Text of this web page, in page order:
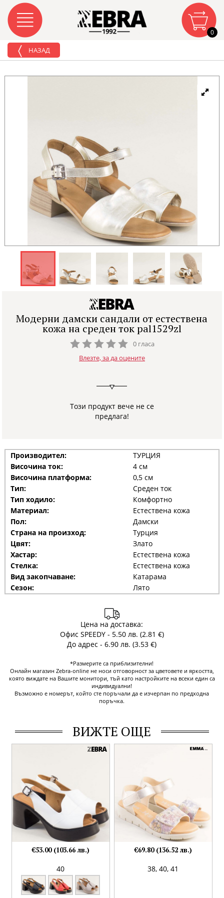
0
НАЗАД
Модерни дамски сандали от естествена
кожа на среден ток pal1529zl
0 гласа
Влезте, за да оцените
Този продукт вече не се
предлага!
Производител:
ТУРЦИЯ
Височина ток:
4 см
Височина платформа:
0,5 см
Тип:
Среден ток
Тип ходило:
Комфортно
Материал:
Естествена кожа
Пол:
Дамски
Страна на произход:
Турция
Цвят:
Злато
Хастар:
Естествена кожа
Стелка:
Естествена кожа
Вид закопчаване:
Катарама
Сезон:
Лято
Цена на доставка:
Офис SPEEDY - 5.50 лв. (2.81 €)
До адрес - 6.90 лв. (3.53 €)
*Размерите са приблизителни!
Онлайн магазин Zebra-online не носи отговорност за цветовете и яркостта,
която виждате на Вашите монитори, тъй като настройките на всеки един са
индивидуални!
Възможно е номерът, който сте поръчали да е изчерпан по предходна
поръчка.
ВИЖТЕ ОЩЕ
40
€53.00 (103.66 лв.)
38,40,41
€69.80 (136.52 лв.)